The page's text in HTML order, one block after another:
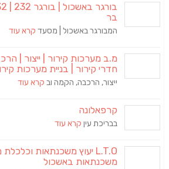
בורגר באשכול | בורגר 232 | Burger 232 | בורגר
באשכול | מסעדקרא עוד
קירור | ייצור | הרכבה | הקמה | בניית
| בניית מערכות קירור והקפאה
קרא עוד
L.T.O יעוץ משכנתאות וכלכלת משפחה | יועץ
באשכול